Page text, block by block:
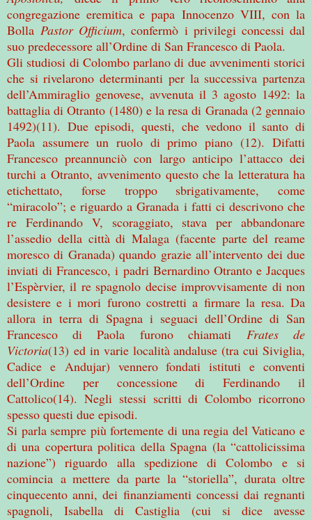
congregazione eremitica e papa Innocenzo VIII, con la
Bolla Pastor Officium, confermò i privilegi concessi dal
suo predecessore all’Ordine di San Francesco di Paola.
Gli studiosi di Colombo parlano di due avvenimenti storici
che si rivelarono determinanti per la successiva partenza
dell’Ammiraglio genovese, avvenuta il 3 agosto 1492: la
battaglia di Otranto (1480) e la resa di Granada (2 gennaio
1492)(11). Due episodi, questi, che vedono il santo di
Paola assumere un ruolo di primo piano (12). Difatti
Francesco preannunciò con largo anticipo l’attacco dei
turchi a Otranto, avvenimento questo che la letteratura ha
etichettato, forse troppo sbrigativamente, come
“miracolo”; e riguardo a Granada i fatti ci descrivono che
re Ferdinando V, scoraggiato, stava per abbandonare
l’assedio della città di Malaga (facente parte del reame
moresco di Granada) quando grazie all’intervento dei due
inviati di Francesco, i padri Bernardino Otranto e Jacques
l’Espèrvier, il re spagnolo decise improvvisamente di non
desistere e i mori furono costretti a firmare la resa. Da
allora in terra di Spagna i seguaci dell’Ordine di San
Francesco di Paola furono chiamati Frates de
Victoria(13) ed in varie località andaluse (tra cui Siviglia,
Cadice e Andujar) vennero fondati istituti e conventi
dell’Ordine per concessione di Ferdinando il
Cattolico(14). Negli stessi scritti di Colombo ricorrono
spesso questi due episodi.
Si parla sempre più fortemente di una regia del Vaticano e
di una copertura politica della Spagna (la “cattolicissima
nazione”) riguardo alla spedizione di Colombo e si
comincia a mettere da parte la “storiella”, durata oltre
cinquecento anni, dei finanziamenti concessi dai regnanti
spagnoli, Isabella di Castiglia (cui si dice avesse